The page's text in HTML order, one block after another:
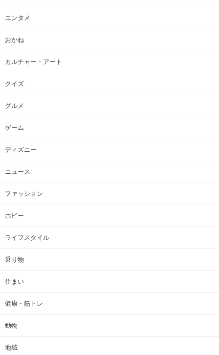
エンタメ
おかね
カルチャー・アート
クイズ
グルメ
ゲーム
ディズニー
ニュース
ファッション
ホビー
ライフスタイル
乗り物
住まい
健康・筋トレ
動物
地域